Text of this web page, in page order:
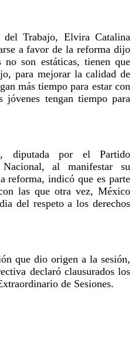
Trabajo, Elvira Catalina
a favor de la reforma dijo
no son estáticas, tienen que
para mejorar la calidad de
más tiempo para estar con
tengan tiempo para
diputada por el Partido
Nacional, al manifestar su
reforma, indicó que es parte
las que otra vez, México
del respeto a los derechos
que dio origen a la sesión,
declaró clausurados los
de Sesiones.